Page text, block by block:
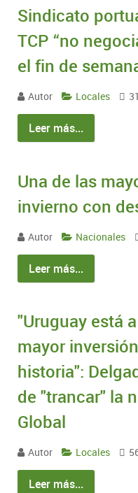
Sindicato
TCP “no
el fin de
Autor Locales 31
Leer más...
Una de las
invierno con
Autor Nacionales
Leer más...
"Uruguay está
mayor
historia":
de "trancar" la
Global
Autor Locales
Leer más...